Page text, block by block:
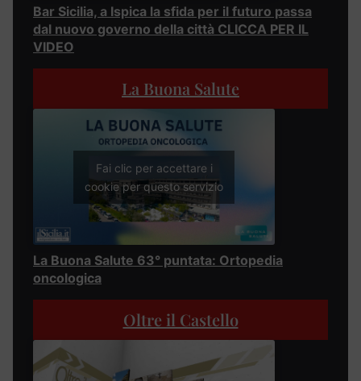
Bar Sicilia, a Ispica la sfida per il futuro passa
dal nuovo governo della città CLICCA PER IL
VIDEO
La Buona Salute
Fai clic per accettare i
cookie per questo servizio
La Buona Salute 63° puntata: Ortopedia
oncologica
Oltre il Castello